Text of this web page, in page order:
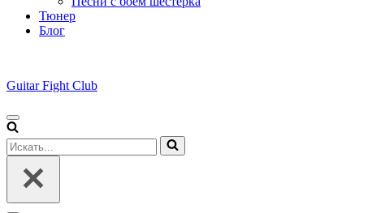
Тюнер
Блог
Guitar Fight Club
Меню
навигации
Искать...